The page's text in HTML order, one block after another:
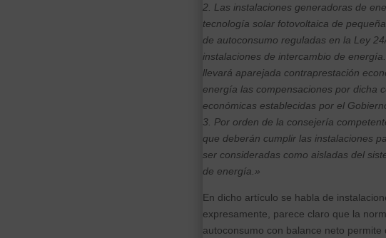
2. Las instalaciones generadoras de
tecnología solar fotovoltaica de
de autoconsumo reguladas en la Ley
instalaciones de intercambio de
llevará aparejada contraprestación
energía las compensaciones por dicha
económicas establecidas por el
3. Por orden de la consejería
que deberán cumplir las instalaciones
ser consideradas como aisladas del
de energía.»
En dicho artículo se habla de
expresamente, parece claro que la
autoconsumo con balance neto